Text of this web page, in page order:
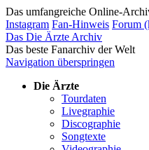
Das umfangreiche Online-
Instagram Fan-Hinweis Forum
Das Die Ärzte Archiv
Das beste Fanarchiv der Welt
Navigation überspringen
Die Ärzte
Tourdaten
Livegraphie
Discographie
Songtexte